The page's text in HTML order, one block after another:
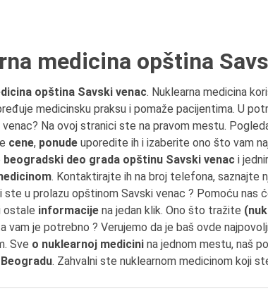
medicina opština
opština Savski venac. Nuklearna medicina
medicinsku praksu i pomaže pacijentima. U
Na ovoj stranici ste na pravom mestu.
cene, ponude uporedite ih i izaberite ono što vam
beogradski deo grada opštinu Savski venac i
. Kontaktirajte ih na broj telefona, saznajte
ste u prolazu opštinom Savski venac ? Pomoću nas
ostale informacije na jedan klik. Ono što tražite
vam je potrebno ? Verujemo da je baš ovde
Sve o nuklearnoj medicini na jednom mestu, naš
. Zahvalni ste nuklearnom medicinom koji